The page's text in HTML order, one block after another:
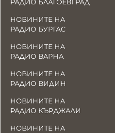
РАДИО БЛАГОЕВГРАД
НОВИНИТЕ НА
РАДИО БУРГАС
НОВИНИТЕ НА
РАДИО ВАРНА
НОВИНИТЕ НА
РАДИО ВИДИН
НОВИНИТЕ НА
РАДИО КЪРДЖАЛИ
НОВИНИТЕ НА